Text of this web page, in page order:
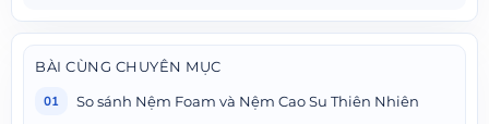
BÀI CÙNG CHUYÊN MỤC
01 So sánh Nệm Foam và Nệm Cao Su Thiên Nhiên